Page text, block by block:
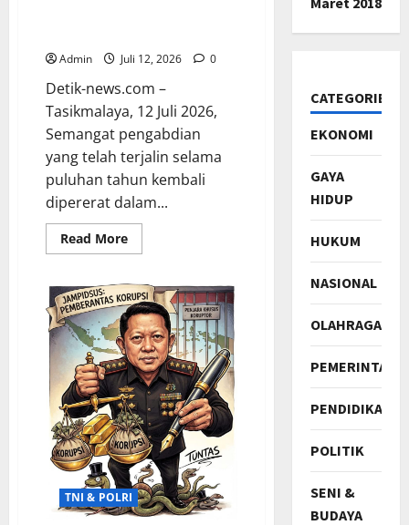
Admin Juli 12, 2026 0
Detik-news.com –
Tasikmalaya, 12 Juli 2026,
Semangat pengabdian
yang telah terjalin selama
puluhan tahun kembali
dipererat dalam...
Read MoreRead
more
SEPAMILSUK
I
ABRI
1988
WILAYAH
BARAT
PERKUAT
SOLIDITAS
PENGABDIAN
DI
TASIKMALAYA
TNI & POLRI
CATEGORIES
EKONOMI
GAYA
HIDUP
HUKUM
NASIONAL
OLAHRAGA
PEMERINTAH
PENDIDIKAN
POLITIK
SENI &
BUDAYA